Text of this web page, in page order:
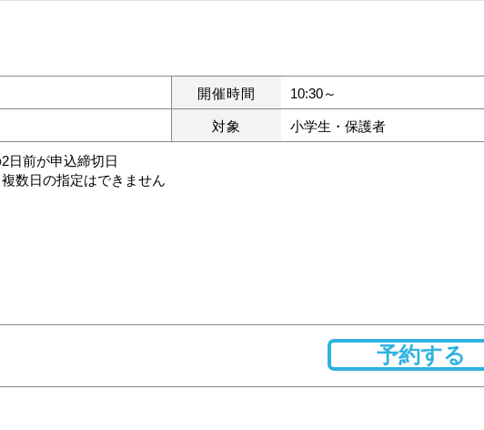
開催時間 10:30～
対象 小学生・保護者
日前が申込締切日
数日の指定はできません
予約する